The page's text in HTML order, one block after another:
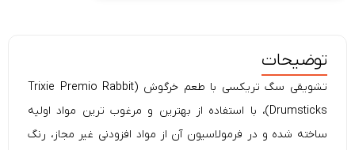
توضیحات
تشویقی سگ تریکسی با طعم خرگوش ( Trixie Premio Rabbit
Drumsticks)، با استفاده از بهترین و مرغوب ترین مواد اولیه
ساخته شده و در فرمولاسیون آن از مواد افزودنی غیر مجاز، رنگ